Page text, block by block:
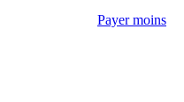
Payer moins